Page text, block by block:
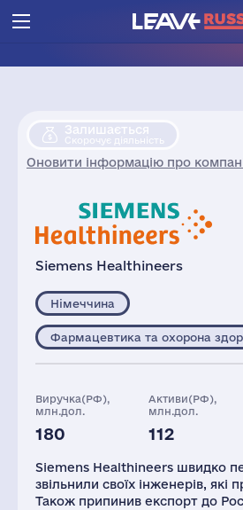
Залишається
Скорочує діяльність
Оновити інформацію про
Siemens Healthineers
Німеччина
Фармацевтика та охорона
Виручка(РФ),
млн.дол.
180
Активи(РФ),
млн.дол.
112
млн.дол.
22831
2021
335
Siemens Healthineers швидко
звільнили своїх інженерів, які
Також припинив експорт до